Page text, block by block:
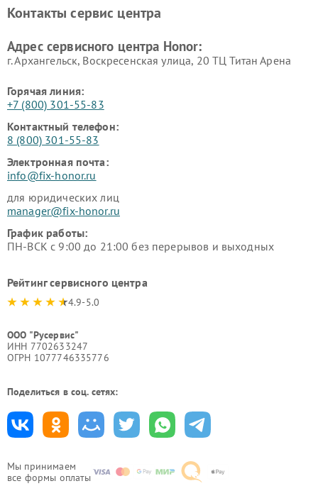
Мы принимаем
все формы оплаты
Контакты сервис центра
Адрес сервисного центра Honor:
г. Архангельск, Воскресенская улица, 20 ТЦ Титан Арена
Горячая линия:
+7 (800) 301-55-83
Контактный телефон:
8 (800) 301-55-83
Электронная почта:
info@fix-honor.ru
для юридических лиц
manager@fix-honor.ru
График работы:
ПН-ВСК с 9:00 до 21:00 без перерывов и выходных
Рейтинг сервисного центра
4.9-5.0
ООО "Русервис"
ИНН 7702633247
ОГРН 1077746335776
Поделиться в соц. сетях: